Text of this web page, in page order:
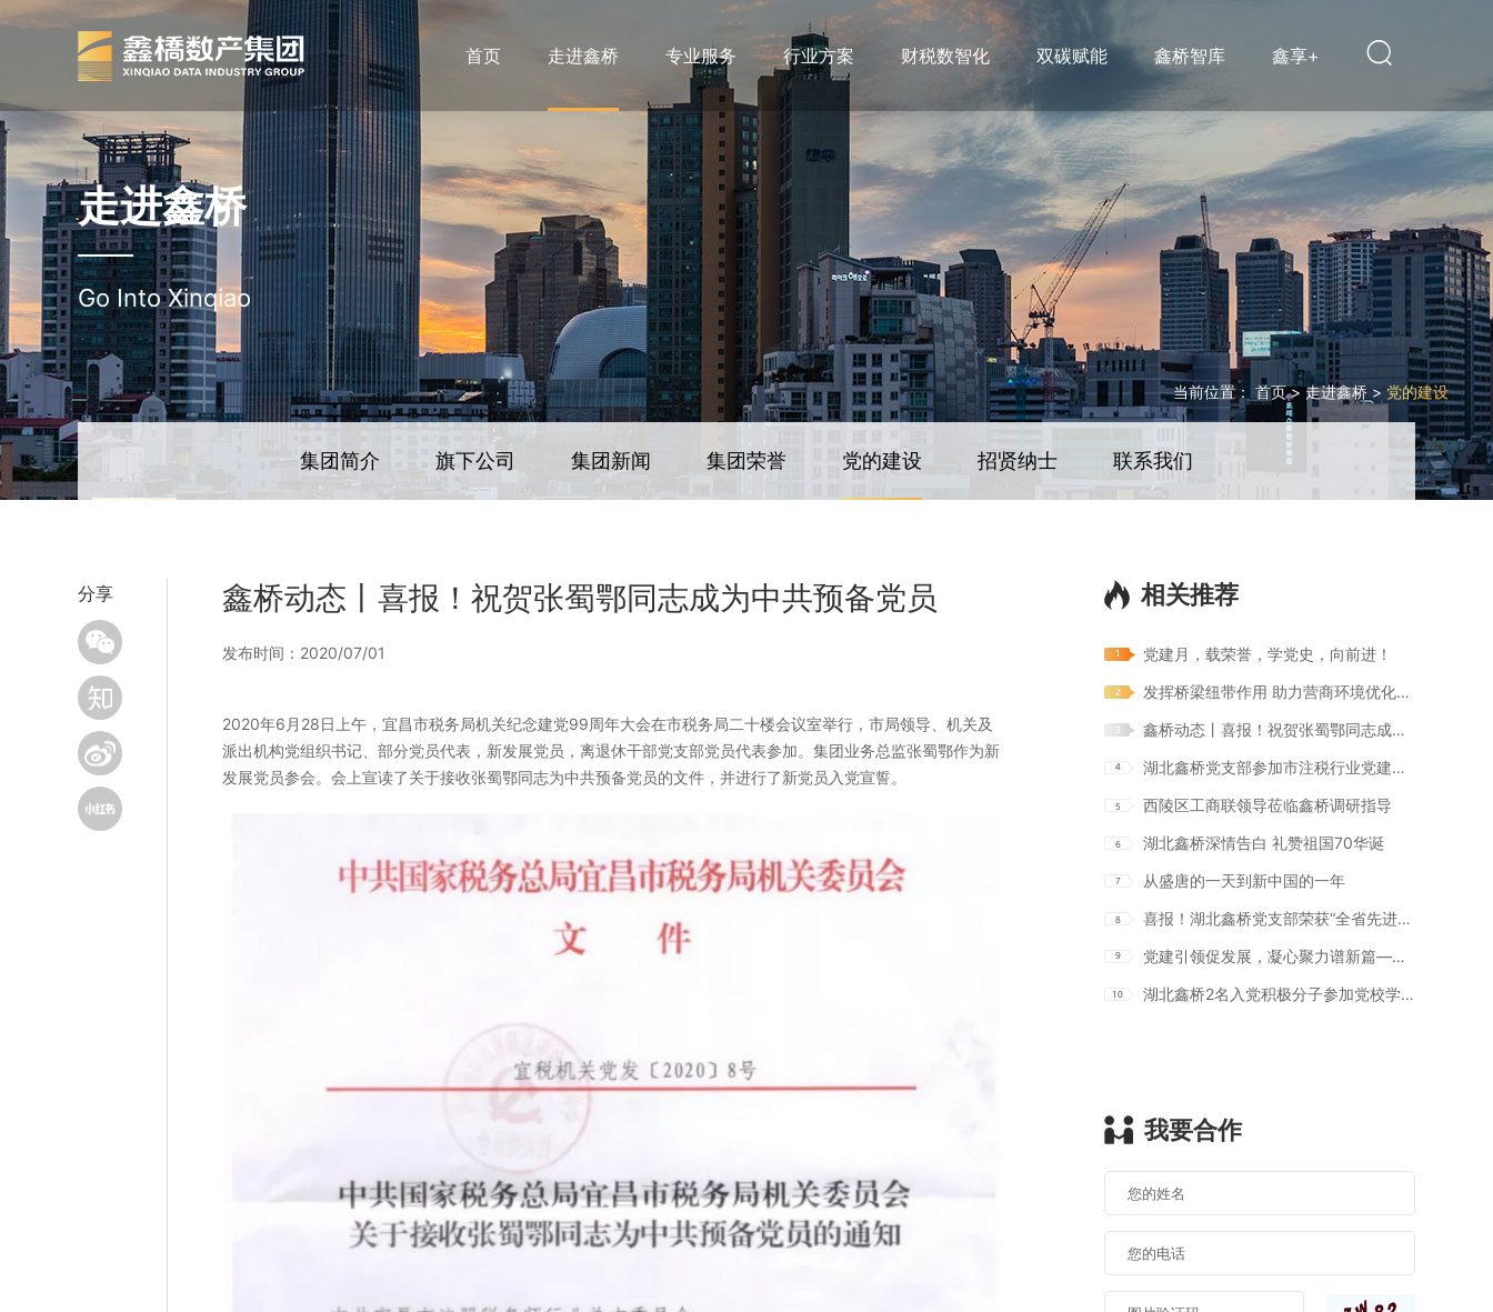
首页 走进鑫桥 专业服务 行业方案 财税数智化 双碳赋能 鑫桥智库 鑫享+
走进鑫桥
Go Into Xinqiao
当前位置： 首页>走进鑫桥 > 党的建设
集团简介 旗下公司 集团新闻 集团荣誉 党的建设 招贤纳士 联系我们
鑫桥动态丨喜报！祝贺张蜀鄂同志成为中共预备党员
发布时间：2020/07/01
2020年6月28日上午，宜昌市税务局机关纪念建党99周年大会在市税务局二十楼会议室举行，市局领导、机关及
派出机构党组织书记、部分党员代表，新发展党员，离退休干部党支部党员代表参加。集团业务总监张蜀鄂作为新
发展党员参会。会上宣读了关于接收张蜀鄂同志为中共预备党员的文件，并进行了新党员入党宣誓。
分享 相关推荐
党建月，载荣誉，学党史，向前进！
发挥桥梁纽带作用 助力营商环境优化——西陵区税务局莅临鑫桥调研指导工作
鑫桥动态丨喜报！祝贺张蜀鄂同志成为中共预备党员
湖北鑫桥党支部参加市注税行业党建工作培训
西陵区工商联领导莅临鑫桥调研指导
湖北鑫桥深情告白 礼赞祖国70华诞
从盛唐的一天到新中国的一年
喜报！湖北鑫桥党支部荣获“全省先进党支部”荣誉称号！
党建引领促发展，凝心聚力谱新篇——市税务局深入鑫桥调研指导工作
湖北鑫桥2名入党积极分子参加党校学习
我要合作